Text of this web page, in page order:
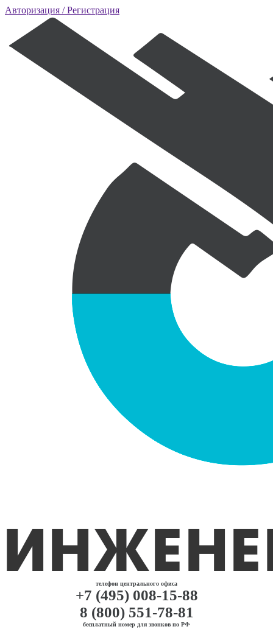
Авторизация / Регистрация
телефон центрального офиса
+7 (495) 008-15-88
8 (800) 551-78-81
бесплатный номер для звонков по РФ